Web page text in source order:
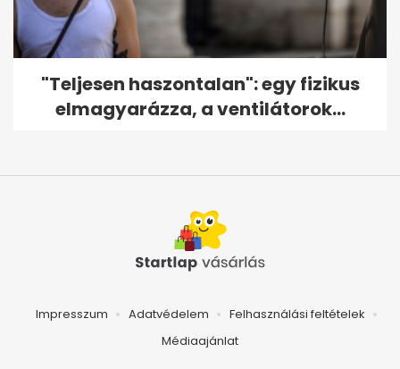
"Teljesen haszontalan": egy fizikus
elmagyarázza, a ventilátorok...
Impresszum Adatvédelem
Felhasználási feltételek
Médiaajánlat